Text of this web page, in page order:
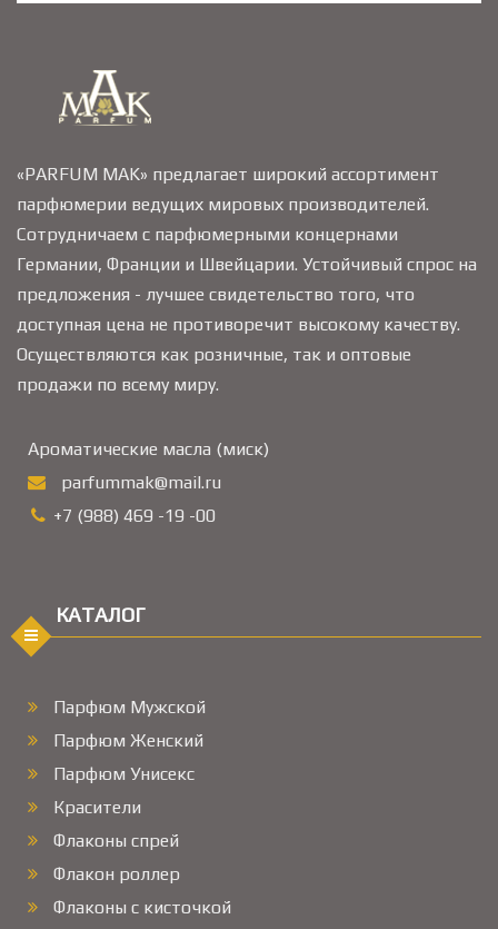
«PARFUM MAK» предлагает широкий ассортимент
парфюмерии ведущих мировых производителей.
Сотрудничаем с парфюмерными концернами
Германии, Франции и Швейцарии. Устойчивый спрос на
предложения - лучшее свидетельство того, что
доступная цена не противоречит высокому качеству.
Осуществляются как розничные, так и оптовые
продажи по всему миру.
Ароматические масла (миск)
parfummak@mail.ru
+7 (988) 469 -19 -00
КАТАЛОГ
Парфюм Мужской
Парфюм Женский
Парфюм Унисекс
Красители
Флаконы спрей
Флакон роллер
Флаконы с кисточкой